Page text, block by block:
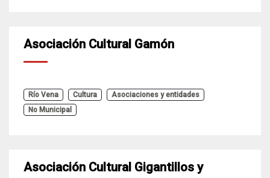
Asociación Cultural Gamón
Río Vena Cultura
Asociaciones y entidades
No Municipal
Asociación Cultural Gigantillos y